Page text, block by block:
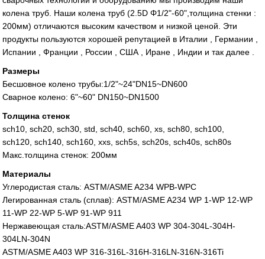
колена труб. Наши колена труб (2.5D Φ1/2"-60",толщина стенки :
200мм) отличаются высоким качеством и низкой ценой. Эти
продукты пользуются хорошей репутацией в Италии , Германии ,
Испании , Франции , России , США , Иране , Индии и так далее .
Размеры
Бесшовное колено трубы:1/2"~24"DN15~DN600
Сварное колено: 6"~60" DN150~DN1500
Толщина стенок
sch10, sch20, sch30, std, sch40, sch60, xs, sch80, sch100,
sch120, sch140, sch160, xxs, sch5s, sch20s, sch40s, sch80s
Макс.толщина стенок: 200мм
Материалы
Углеродистая сталь: ASTM/ASME A234 WPB-WPC
Легированная сталь (сплав): ASTM/ASME A234 WP 1-WP 12-WP
11-WP 22-WP 5-WP 91-WP 911
Нержавеющая сталь:ASTM/ASME A403 WP 304-304L-304H-
304LN-304N
ASTM/ASME A403 WP 316-316L-316H-316LN-316N-316Ti